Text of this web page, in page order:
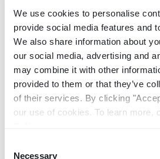
We use cookies to personalise
provide social media features and
We also share information about
our social media, advertising and
may combine it with other
provided to them or that they’ve
of their services. By clicking
our use of cookies. To learn more,
Necessary